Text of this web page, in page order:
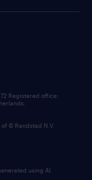
Registered office:
© Randstad N.V.
using AI.